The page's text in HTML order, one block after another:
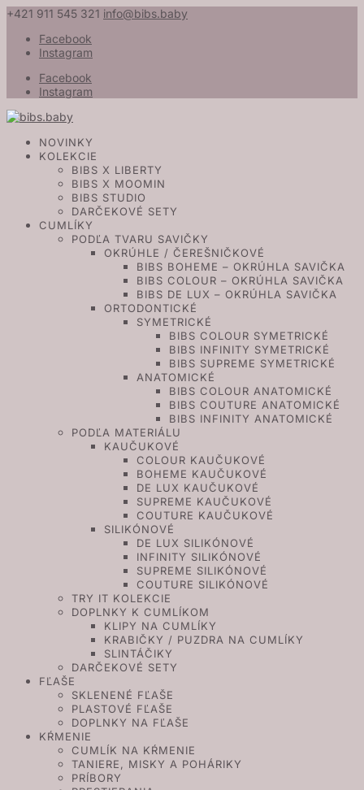
+421 911 545 321 info@bibs.baby
Facebook
Instagram
Facebook
Instagram
NOVINKY
KOLEKCIE
BIBS X LIBERTY
BIBS X MOOMIN
BIBS STUDIO
DARČEKOVÉ SETY
CUMLÍKY
PODĽA TVARU SAVIČKY
OKRÚHLE / ČEREŠNIČKOVÉ
BIBS BOHEME – OKRÚHLA SAVIČKA
BIBS COLOUR – OKRÚHLA SAVIČKA
BIBS DE LUX – OKRÚHLA SAVIČKA
ORTODONTICKÉ
SYMETRICKÉ
BIBS COLOUR SYMETRICKÉ
BIBS INFINITY SYMETRICKÉ
BIBS SUPREME SYMETRICKÉ
ANATOMICKÉ
BIBS COLOUR ANATOMICKÉ
BIBS COUTURE ANATOMICKÉ
BIBS INFINITY ANATOMICKÉ
PODĽA MATERIÁLU
KAUČUKOVÉ
COLOUR KAUČUKOVÉ
BOHEME KAUČUKOVÉ
DE LUX KAUČUKOVÉ
SUPREME KAUČUKOVÉ
COUTURE KAUČUKOVÉ
SILIKÓNOVÉ
DE LUX SILIKÓNOVÉ
INFINITY SILIKÓNOVÉ
SUPREME SILIKÓNOVÉ
COUTURE SILIKÓNOVÉ
TRY IT KOLEKCIE
DOPLNKY K CUMLÍKOM
KLIPY NA CUMLÍKY
KRABIČKY / PUZDRA NA CUMLÍKY
SLINTÁČIKY
DARČEKOVÉ SETY
FĽAŠE
SKLENENÉ FĽAŠE
PLASTOVÉ FĽAŠE
DOPLNKY NA FĽAŠE
KŔMENIE
CUMLÍK NA KŔMENIE
TANIERE, MISKY A POHÁRIKY
PRÍBORY